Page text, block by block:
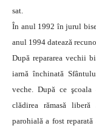
sat.
În anul 1992 în jurul
anul 1994 datează
După repararea vechii
iarnă închinată
veche. După ce
clădirea rămasă
parohială a fost